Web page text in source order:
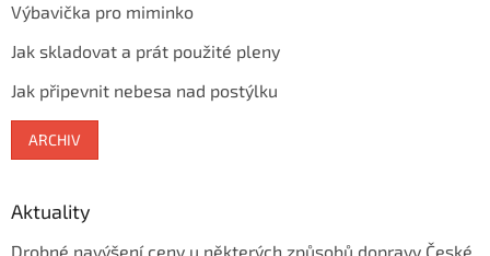
Výbavička pro miminko
Jak skladovat a prát použité pleny
Jak připevnit nebesa nad postýlku
ARCHIV
Aktuality
Drobné navýšení ceny u některých způsobů dopravy České